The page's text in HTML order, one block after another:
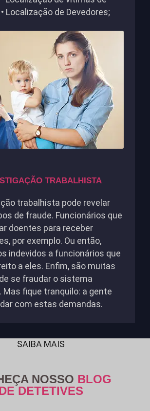
Localização de Devedores;
TRABALHISTA
trabalhista pode revelar
de fraude. Funcionários que
doentes para receber
por exemplo. Ou então,
indevidos a funcionários que
a eles. Enfim, são muitas
se fraudar o sistema
Mas fique tranquilo: a gente
com estas demandas.
SAIBA MAIS
NOSSO BLOG
DETETIVES